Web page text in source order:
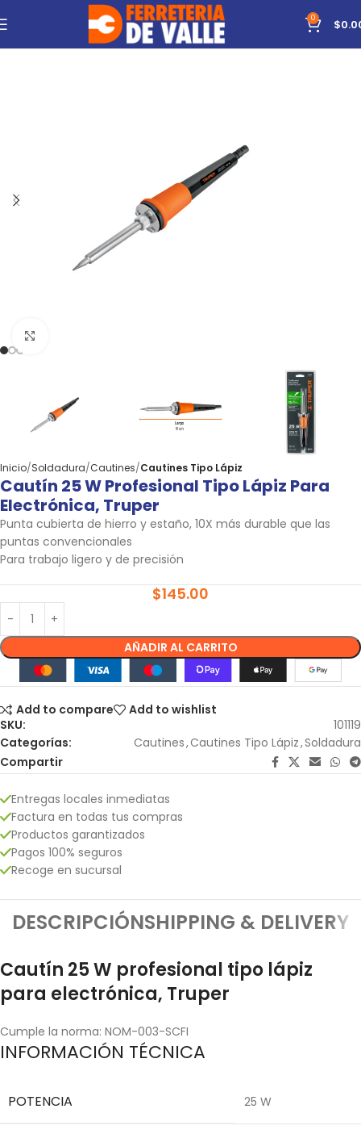
0 $
Inicio Soldadura Cautines Cautines Tipo Lápiz
Cautín 25 W Profesional Tipo Lápiz Para
Electrónica, Truper
Punta cubierta de hierro y estaño, 10X más durable que las
puntas convencionales
Para trabajo ligero y de precisión
$145.00
AÑADIR AL CARRITO
Add to compare
Add to wishlist
SKU:
101119
Categorías:
Cautines,Cautines Tipo Lápiz,Soldadura
Compartir
Entregas locales inmediatas
Factura en todas tus compras
Productos garantizados
Pagos 100% seguros
Recoge en sucursal
DESCRIPCIÓNSHIPPING & DELIVERY
Cautín 25 W profesional tipo lápiz
para electrónica, Truper
Cumple la norma: NOM-003-SCFI
INFORMACIÓN TÉCNICA
POTENCIA 25 W